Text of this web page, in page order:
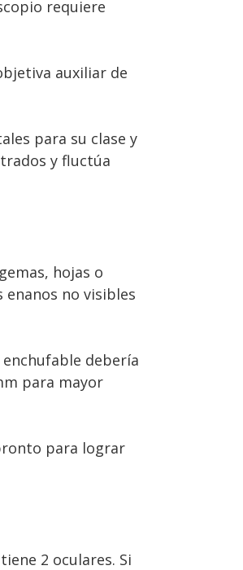
requiere
auxiliar de
para su clase y
y fluctúa
hojas o
no visibles
enchufable debería
para mayor
para lograr
2 oculares. Si